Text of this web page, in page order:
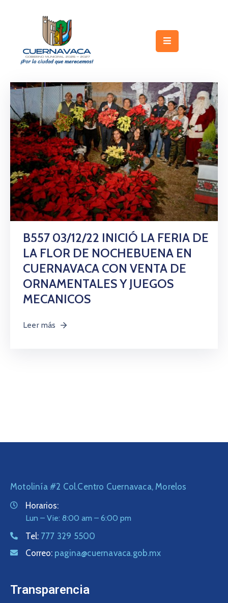
Gobierno
Turismo
Trámites
y
Servicios
Licitaciones
Transparencia
Directorio
B557 03/12/22 INICIÓ LA FERIA DE
LA FLOR DE NOCHEBUENA EN
CUERNAVACA CON VENTA DE
ORNAMENTALES Y JUEGOS
MECANICOS
Leer más
Motolinía #2 Col.Centro Cuernavaca, Morelos
Horarios:
Lun – Vie: 8:00 am – 6:00 pm
Tel: 777 329 5500
Correo: pagina@cuernavaca.gob.mx
Transparencia